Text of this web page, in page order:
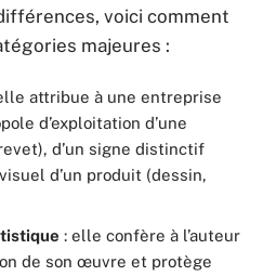
voici comment
majeures :
attribue à une entreprise
d’exploitation d’une
d’un signe distinctif
d’un produit (dessin,
: elle confère à l’auteur
de son œuvre et protège